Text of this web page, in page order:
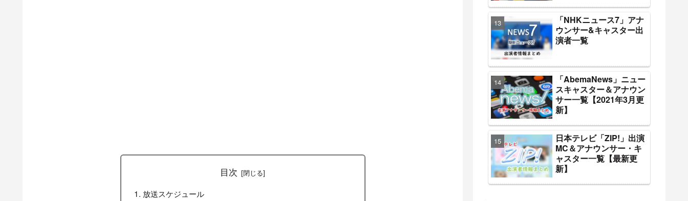
目次
放送スケジュール
「NHKニュース7」アナ
ウンサー&キャスター出
演者一覧
「AbemaNews」ニュー
スキャスター＆アナウン
サー一覧【2021年3月更
新】
日本テレビ「ZIP!」出演
MC＆アナウンサー・キ
ャスター一覧【最新更
新】